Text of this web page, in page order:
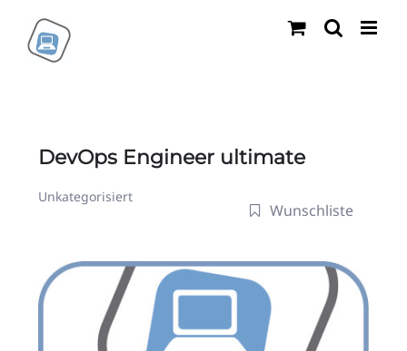
Inhalt
springen
DevOps Engineer ultimate
Unkategorisiert
Wunschliste